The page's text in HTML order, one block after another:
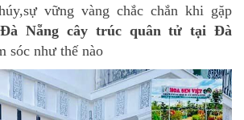
vững vàng chắc chắn khi gặp
Đà Nẵng cây trúc quân tử tại Đà
sóc như thế nào